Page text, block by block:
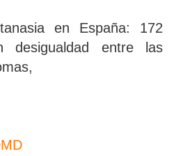
en España: 172
entre las